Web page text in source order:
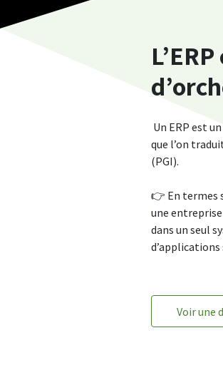
Un ERP est
que l’on
(PGI).
👉 En termes
une entreprise
dans un seul
d’applications
Voir une